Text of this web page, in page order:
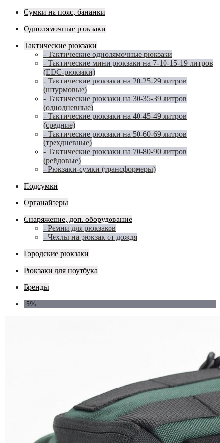
Сумки на пояс, бананки
Однолямочные рюкзаки
Тактические рюкзаки
- Тактические однолямочные рюкзаки
- Тактические мини рюкзаки на 7-10-15-19 литров
(EDC-рюкзаки)
- Тактические рюкзаки на 20-25-29 литров
(штурмовые)
- Тактические рюкзаки на 30-35-39 литров
(однодневные)
- Тактические рюкзаки на 40-45-49 литров
(средние)
- Тактические рюкзаки на 50-60-69 литров
(трехдневные)
- Тактические рюкзаки на 70-80-90 литров
(рейдовые)
- Рюкзаки-сумки (трансформеры)
Подсумки
Органайзеры
Снаряжение, доп. оборудование
- Ремни для рюкзаков
- Чехлы на рюкзак от дождя
Городские рюкзаки
Рюкзаки для ноутбука
Бренды
-5%